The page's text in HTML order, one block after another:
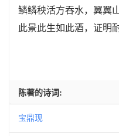
鳞鳞秧活方吞水，翼翼
此景此生如此酒，证明
陈著的诗词:
宝鼎现